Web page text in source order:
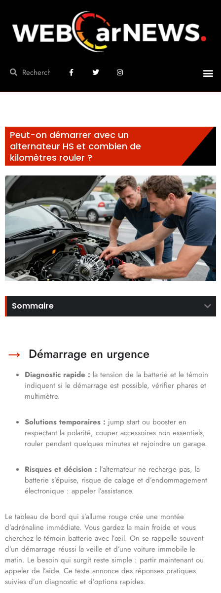
Peut-on démarrer avec un
alternateur HS et combien de
kilomètres rouler ?
Sommaire
Démarrage en urgence
Diagnostic rapide : la tension de la batterie et le témoin
indiquent si le démarrage est possible, vérifier phares et
multimètre.
Solutions temporaires : jump start ou booster en
respectant la polarité, couper accessoires non essentiels,
rouler pendant quelques minutes et rejoindre un garage.
Risques et décision : l’alternateur ne recharge pas, la
batterie s’épuise, risque de calage et d’endommagement
électronique : appeler l’assistance.
Le tableau de bord qui s’allume rouge crée une montée
d’adrénaline immédiate. Vous gardez la main froide et vous
cherchez le témoin batterie avec l’œil. On se rappelle souvent
d’un démarrage réussi la veille et d’une voiture immobile le
matin. Le besoin qui surgit reste simple : partir maintenant ou
appeler de l’aide. Ce texte annonce des réponses pratiques
suivies d’un diagnostic et d’options rapides.